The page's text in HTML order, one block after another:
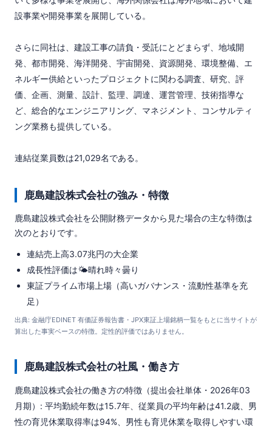
設事業や開発事業を展開している。
さらに同社は、建設工事の請負・受託にとどまらず、地域開
発、都市開発、海洋開発、宇宙開発、資源開発、環境整備、エ
ネルギー供給といったプロジェクトに関わる調査、研究、評
価、企画、測量、設計、監理、調達、運営管理、技術指導な
ど、総合的なエンジニアリング、マネジメント、コンサルティ
ング業務も提供している。
連結従業員数は21,029名である。
鹿島建設株式会社の強み・特徴
鹿島建設株式会社を公開財務データから見た場合の主な特徴は
次のとおりです。
連結売上高3.07兆円の大企業
成長性評価は🌤️晴れ時々曇り
東証プライム市場上場（高いガバナンス・流動性基準を充
足）
出典: 金融庁EDINET 有価証券報告書・JPX東証上場銘柄一覧をもとに当サイトが
算出した事実ベースの特徴。定性的評価ではありません。
鹿島建設株式会社の社風・働き方
鹿島建設株式会社の働き方の特徴（提出会社単体・2026年03
月期）: 平均勤続年数は15.7年、従業員の平均年齢は41.2歳、男
性の育児休業取得率は94%、男性も育児休業を取得しやすい環